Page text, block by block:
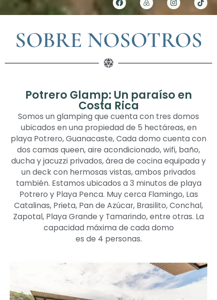
SOBRE NOSOTROS
Potrero Glamp: Un paraíso en
Costa Rica
Somos un glamping que cuenta con tres domos
ubicados en una propiedad de 5 hectáreas, en
playa Potrero, Guanacaste, Cada domo cuenta con
dos camas queen, aire acondicionado, wifi, baño,
ducha y jacuzzi privados, área de cocina equipada y
un deck con hermosas vistas, ambos privados
también. Estamos ubicados a 3 minutos de playa
Potrero y Playa Penca. Muy cerca Flamingo, Las
Catalinas, Prieta, Pan de Azúcar, Brasilito, Conchal,
Zapotal, Playa Grande y Tamarindo, entre otras. La
capacidad máxima de cada domo
es de 4 personas.